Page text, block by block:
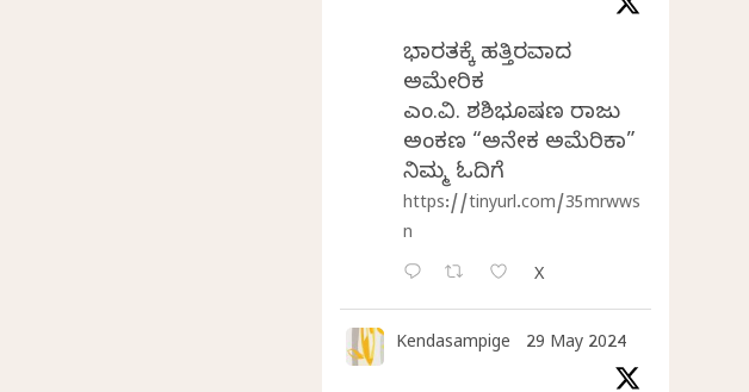
ಭಾರತಕ್ಕೆ ಹತ್ತಿರವಾದ
ಅಮೇರಿಕ
ಎಂ.ವಿ. ಶಶಿಭೂಷಣ ರಾಜು
ಅಂಕಣ “ಅನೇಕ ಅಮೆರಿಕಾ”
ನಿಮ್ಮ ಓದಿಗೆ
https://tinyurl.com/35mrwws
n
X
Kendasampige 29 May 2024